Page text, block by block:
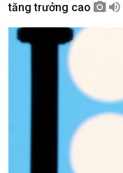
Văn hoá & Du lịch
Tin Văn hoá & Du lịch
Chát với người nổi
Câu chuyện Thể thao
tăng trưởng cao